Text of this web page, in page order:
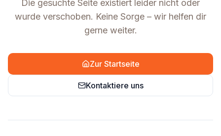
Die gesuchte Seite existiert leider nicht oder
wurde verschoben. Keine Sorge – wir helfen dir
gerne weiter.
Zur Startseite
Kontaktiere uns